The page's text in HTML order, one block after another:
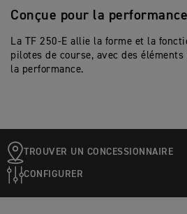
Conçue pour la performance
La TF 250-E allie la forme et la
pilotes de course, avec des
la performance.
TROUVER UN CONCESSIONNAIRE
CONFIGURER